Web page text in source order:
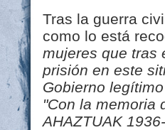
Tras la guerra
como lo está
mujeres que tras
prisión en este
Gobierno
"Con la memoria
AHAZTUAK